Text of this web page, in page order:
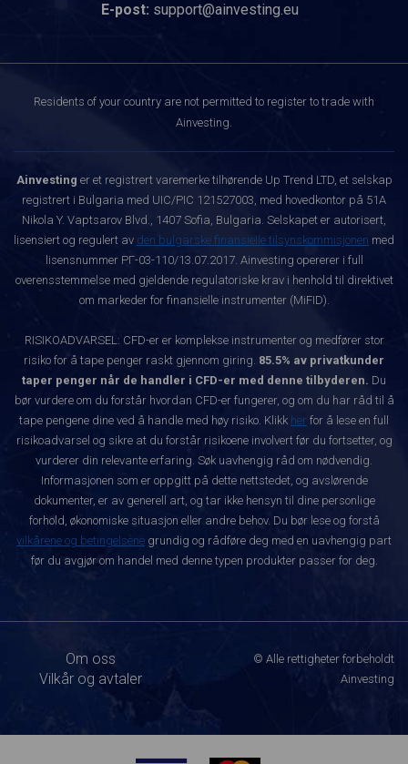
E-post: support@ainvesting.eu
Residents of your country are not permitted to register to trade with
Ainvesting.
Ainvesting er et registrert varemerke tilhørende Up Trend LTD, et selskap
registrert i Bulgaria med UIC/PIC 121527003, med hovedkontor på 51A
Nikola Y. Vaptsarov Blvd., 1407 Sofia, Bulgaria. Selskapet er autorisert,
lisensiert og regulert av den bulgarske finansielle tilsynskommisjonen med
lisensnummer РГ-03-110/13.07.2017. Ainvesting opererer i full
overensstemmelse med gjeldende regulatoriske krav i henhold til direktivet
om markeder for finansielle instrumenter (MiFID).
RISIKOADVARSEL: CFD-er er komplekse instrumenter og medfører stor
risiko for å tape penger raskt gjennom giring. 85.5% av privatkunder
taper penger når de handler i CFD-er med denne tilbyderen. Du
bør vurdere om du forstår hvordan CFD-er fungerer, og om du har råd til å
tape pengene dine ved å handle med høy risiko. Klikk her for å lese en full
risikoadvarsel og sikre at du forstår risikoene involvert før du fortsetter, og
vurderer din relevante erfaring. Søk uavhengig råd om nødvendig.
Informasjonen som er oppgitt på dette nettstedet, og avslørende
dokumenter, er av generell art, og tar ikke hensyn til dine personlige
forhold, økonomiske situasjon eller andre behov. Du bør lese og forstå
vilkårene og betingelsene grundig og rådføre deg med en uavhengig part
før du avgjør om handel med denne typen produkter passer for deg.
Om oss
Vilkår og avtaler
© Alle rettigheter forbeholdt
Ainvesting